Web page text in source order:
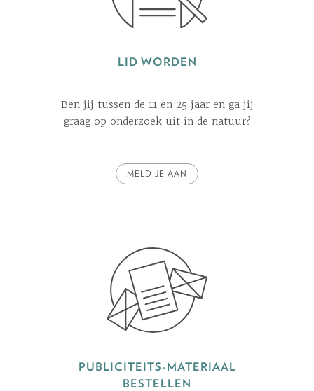
LID WORDEN
Ben jij tussen de 11 en 25 jaar en ga jij
graag op onderzoek uit in de natuur?
MELD JE AAN
PUBLICITEITS-MATERIAAL
BESTELLEN